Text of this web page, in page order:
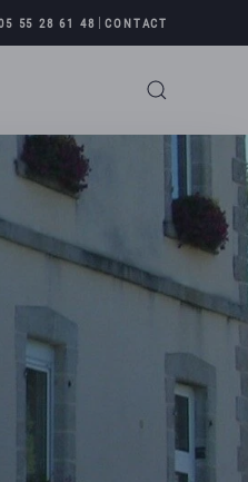
55 28 61 48 |CONTACT